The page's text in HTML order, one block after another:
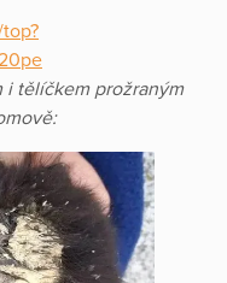
i tělíčkem prožraným